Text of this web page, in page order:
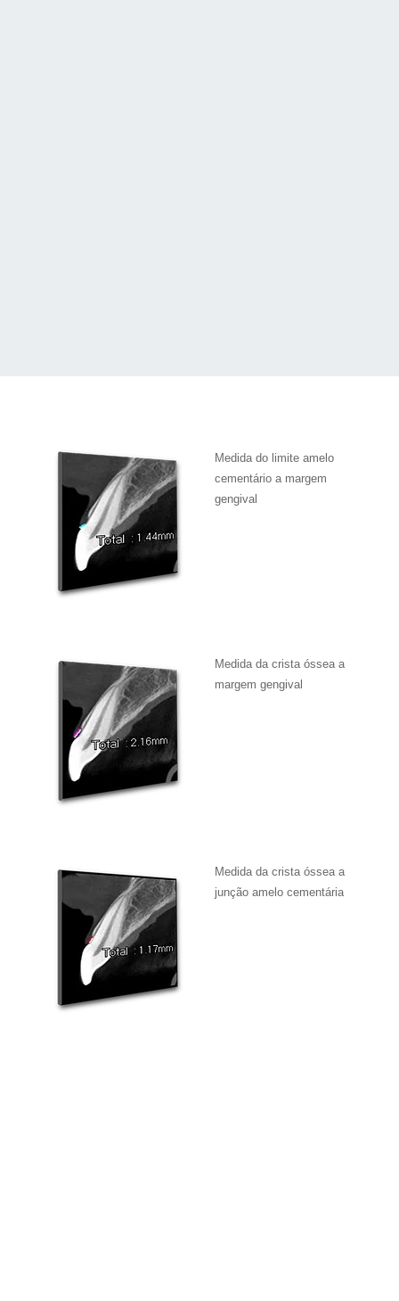
Medida do limite amelo
cementário a margem
gengival
Medida da crista óssea a
margem gengival
Medida da crista óssea a
junção amelo cementária